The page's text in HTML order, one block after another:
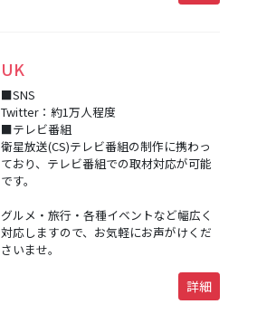
UK
■SNS
Twitter：約1万人程度
■テレビ番組
衛星放送(CS)テレビ番組の制作に携わっ
ており、テレビ番組での取材対応が可能
です。
グルメ・旅行・各種イベントなど幅広く
対応しますので、お気軽にお声がけくだ
さいませ。
詳細